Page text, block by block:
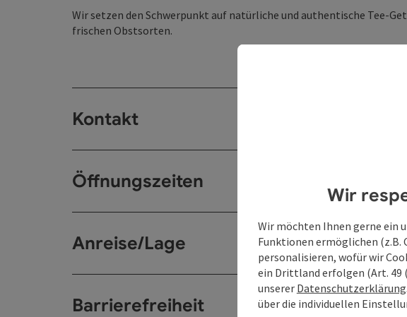
Wir setzen den Schwerpunkt auf natürliche und authentische Tee-
frischen Obstsorten.
Kontakt
Öffnungszeiten
Anreise/Lage
Barrierefreiheit
Wir
Wir möchten Ihnen gerne ein
Funktionen ermöglichen (z.B.
personalisieren, wofür wir
ein Drittland erfolgen (Art. 49
unserer Datenschutzerklärung
über die individuellen